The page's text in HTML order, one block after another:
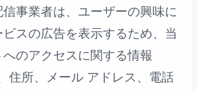
事業者は、ユーザーの興味に
スの広告を表示するため、当
のアクセスに関する情報
住所、メール アドレス、電話